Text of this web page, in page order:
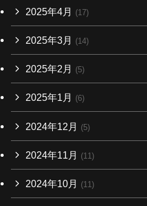
2025年4月 (17)
2025年3月 (14)
2025年2月 (5)
2025年1月 (6)
2024年12月 (5)
2024年11月 (11)
2024年10月 (11)